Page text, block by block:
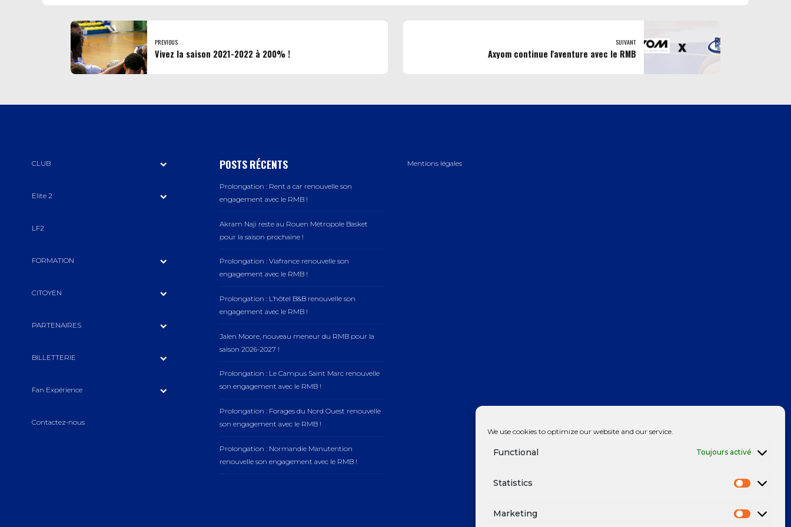
We use cookies to optimize our website and our service.
Functional Toujours activé
Statistics
Marketing
PREVIOUS
Vivez la saison 2021-2022 à 200% !
SUIVANT
Axyom continue l'aventure avec le RMB
CLUB
Elite 2
LF2
FORMATION
CITOYEN
PARTENAIRES
BILLETTERIE
Fan Expérience
Contactez-nous
POSTS RÉCENTS
Prolongation : Rent a car renouvelle son
engagement avec le RMB !
Akram Naji reste au Rouen Métropole Basket
pour la saison prochaine !
Prolongation : Viafrance renouvelle son
engagement avec le RMB !
Prolongation : L’hôtel B&B renouvelle son
engagement avec le RMB !
Jalen Moore, nouveau meneur du RMB pour la
saison 2026-2027 !
Prolongation : Le Campus Saint Marc renouvelle
son engagement avec le RMB !
Prolongation : Forages du Nord Ouest renouvelle
son engagement avec le RMB !
Prolongation : Normandie Manutention
renouvelle son engagement avec le RMB !
Mentions légales